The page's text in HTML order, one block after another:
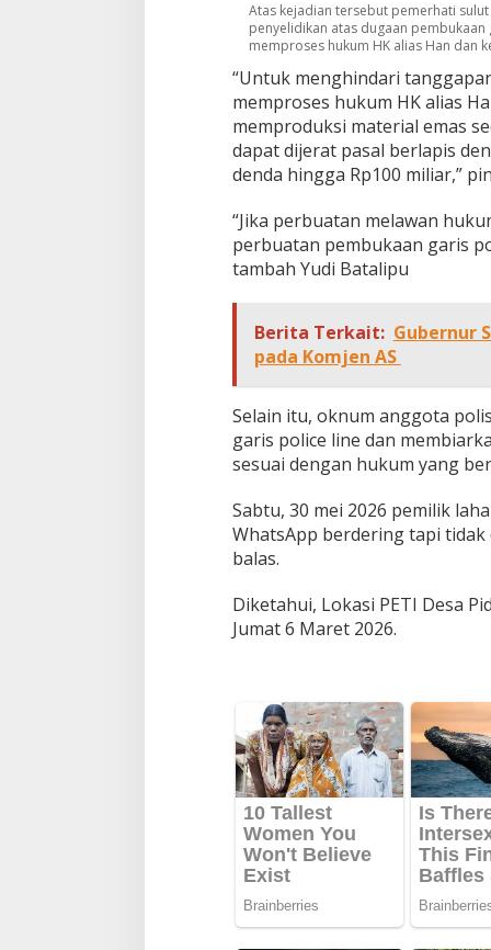
n
g
o
l
s
l
D
g
a
r
a
i
a
i
a
m
Atas kejadian tersebut pemerhati
penyelidikan atas dugaan
memproses hukum HK alias Han dan
“Untuk menghindari
memproses hukum HK alias
memproduksi material emas
dapat dijerat pasal berlapis
denda hingga Rp100 miliar,”
“Jika perbuatan melawan
perbuatan pembukaan garis
tambah Yudi Batalipu
Berita Terkait: Gubernur
pada Komjen AS
Selain itu, oknum anggota
garis police line dan
sesuai dengan hukum yang
Sabtu, 30 mei 2026 pemilik
WhatsApp berdering tapi
balas.
Diketahui, Lokasi PETI Desa
Jumat 6 Maret 2026.